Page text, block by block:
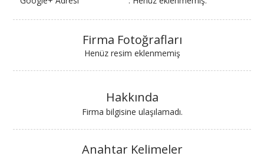
Firma Fotoğrafları
Henüz resim eklenmemiş
Hakkında
Firma bilgisine ulaşılamadı.
Anahtar Kelimeler